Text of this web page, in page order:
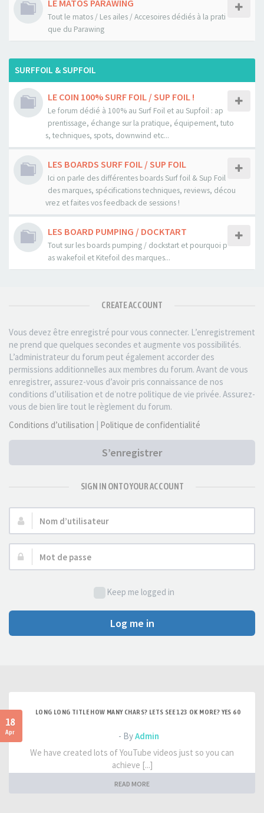
LE MATOS PARAWING
Tout le matos / Les ailes / Accesoires dédiés à la prati
que du Parawing
SURFFOIL & SUPFOIL
LE COIN 100% SURF FOIL / SUP FOIL !
Le forum dédié à 100% au Surf Foil et au Supfoil : ap
prentissage, échange sur la pratique, équipement, tuto
s, techniques, spots, downwind etc...
LES BOARDS SURF FOIL / SUP FOIL
Ici on parle des différentes boards Surf foil & Sup Foil
des marques, spécifications techniques, reviews, décou
vrez et faites vos feedback de sessions !
LES BOARD PUMPING / DOCKTART
Tout sur les boards pumping / dockstart et pourquoi p
as wakefoil et Kitefoil des marques...
CREATE ACCOUNT
Vous devez être enregistré pour vous connecter. L’enregistrement
ne prend que quelques secondes et augmente vos possibilités.
L’administrateur du forum peut également accorder des
permissions additionnelles aux membres du forum. Avant de vous
enregistrer, assurez-vous d’avoir pris connaissance de nos
conditions d’utilisation et de notre politique de vie privée. Assurez-
vous de bien lire tout le règlement du forum.
Conditions d’utilisation | Politique de confidentialité
S’enregistrer
SIGN IN ONTO YOUR ACCOUNT
Nom
d’utilisateur :
Mot
de
Keep me logged in
Log me in
18
Apr
LONG LONG TITLE HOW MANY CHARS? LETS SEE 123 OK MORE? YES 60
- ByAdmin
We have created lots of YouTube videos just so you can
achieve [...]
READ MORE